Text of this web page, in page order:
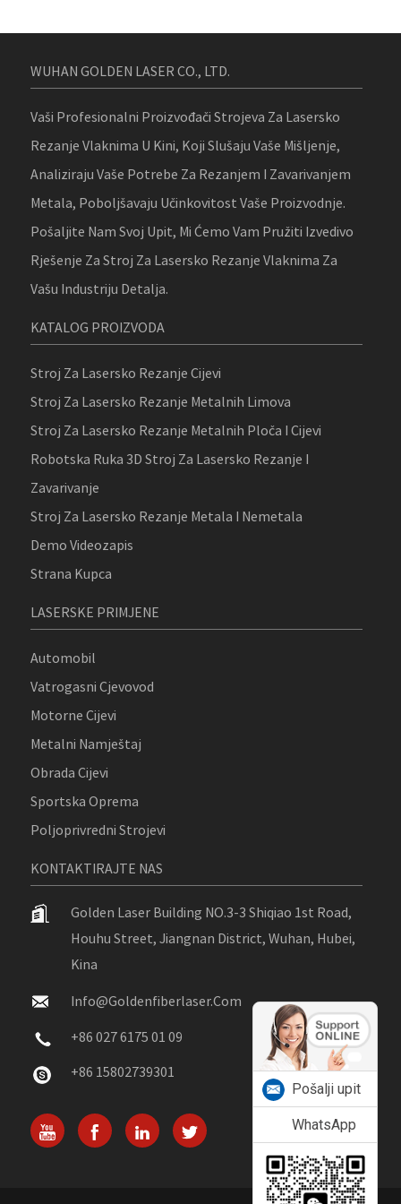
WUHAN GOLDEN LASER CO., LTD.
Vaši Profesionalni Proizvođači Strojeva Za Lasersko
Rezanje Vlaknima U Kini, Koji Slušaju Vaše Mišljenje,
Analiziraju Vaše Potrebe Za Rezanjem I Zavarivanjem
Metala, Poboljšavaju Učinkovitost Vaše Proizvodnje.
Pošaljite Nam Svoj Upit, Mi Ćemo Vam Pružiti Izvedivo
Rješenje Za Stroj Za Lasersko Rezanje Vlaknima Za
Vašu Industriju Detalja.
KATALOG PROIZVODA
Stroj Za Lasersko Rezanje Cijevi
Stroj Za Lasersko Rezanje Metalnih Limova
Stroj Za Lasersko Rezanje Metalnih Ploča I Cijevi
Robotska Ruka 3D Stroj Za Lasersko Rezanje I
Zavarivanje
Stroj Za Lasersko Rezanje Metala I Nemetala
Demo Videozapis
Strana Kupca
LASERSKE PRIMJENE
Automobil
Vatrogasni Cjevovod
Motorne Cijevi
Metalni Namještaj
Obrada Cijevi
Sportska Oprema
Poljoprivredni Strojevi
KONTAKTIRAJTE NAS
Golden Laser Building NO.3-3 Shiqiao 1st Road,
Houhu Street, Jiangnan District, Wuhan, Hubei,
Kina
Info@goldenfiberlaser.com
+86 027 6175 01 09
+86 15802739301
Pošalji upit
WhatsApp